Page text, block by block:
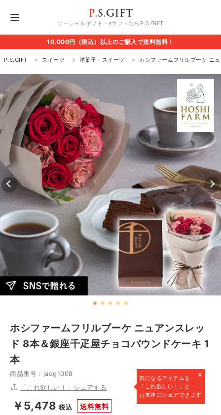
ソーシャルギフト・eギフトならP.S.GIFT
10,000円（税込）以上のご購入で送料無料！
P.S.GIFT スイーツ 洋菓子・スイーツ ホシファームフリルブーケ ニ
ホシファームフリルブーケ ニュアンスレッ
ド 8本＆銀座千疋屋チョコパウンドケーキ 1
本
商品番号：jadg1008 ×
気になるアイテムを
「これ欲しい！」と
お友達にシェアできます
「これ欲しい！」シェアする
￥5,478 税込 送料無料